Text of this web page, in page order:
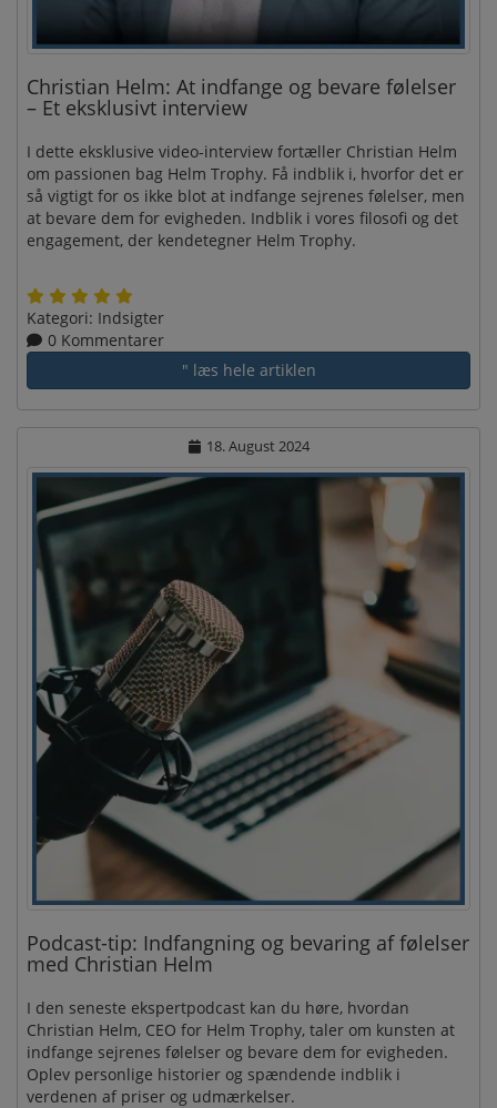
Christian Helm: At indfange og bevare følelser
– Et eksklusivt interview
I dette eksklusive video-interview fortæller Christian Helm
om passionen bag Helm Trophy. Få indblik i, hvorfor det er
så vigtigt for os ikke blot at indfange sejrenes følelser, men
at bevare dem for evigheden. Indblik i vores filosofi og det
engagement, der kendetegner Helm Trophy.
Kategori: Indsigter
0 Kommentarer
" læs hele artiklen
18. August 2024
Podcast-tip: Indfangning og bevaring af følelser
med Christian Helm
I den seneste ekspertpodcast kan du høre, hvordan
Christian Helm, CEO for Helm Trophy, taler om kunsten at
indfange sejrenes følelser og bevare dem for evigheden.
Oplev personlige historier og spændende indblik i
verdenen af priser og udmærkelser.